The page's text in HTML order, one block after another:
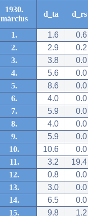
1930.
március
d_ta d_rs
1. 1.6
0.6
2.
2.9
0.2
3.
3.8
0.0
4.
5.6
0.0
5.
8.6
0.0
6.
4.0
0.0
7.
5.9
0.0
8.
4.0
0.0
9.
5.9
0.0
10.
10.6
0.0
11.
3.2
19.4
12.
0.8
0.0
13.
3.0
0.0
14.
6.5
0.0
15.
9.8 1.2